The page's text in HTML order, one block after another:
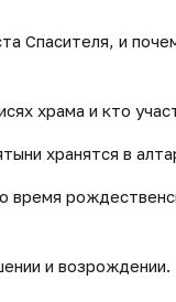
Спасителя, и
храма и кто
хранятся в
время
и